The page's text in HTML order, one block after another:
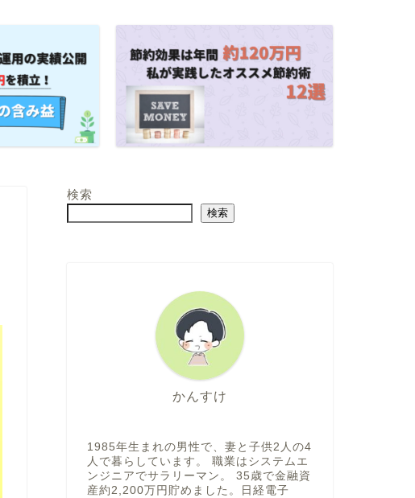
検索
検索
かんすけ
1985年生まれの男性で、妻と子供2人の4
人で暮らしています。 職業はシステムエ
ンジニアでサラリーマン。 35歳で金融資
産約2,200万円貯めました。日経電子